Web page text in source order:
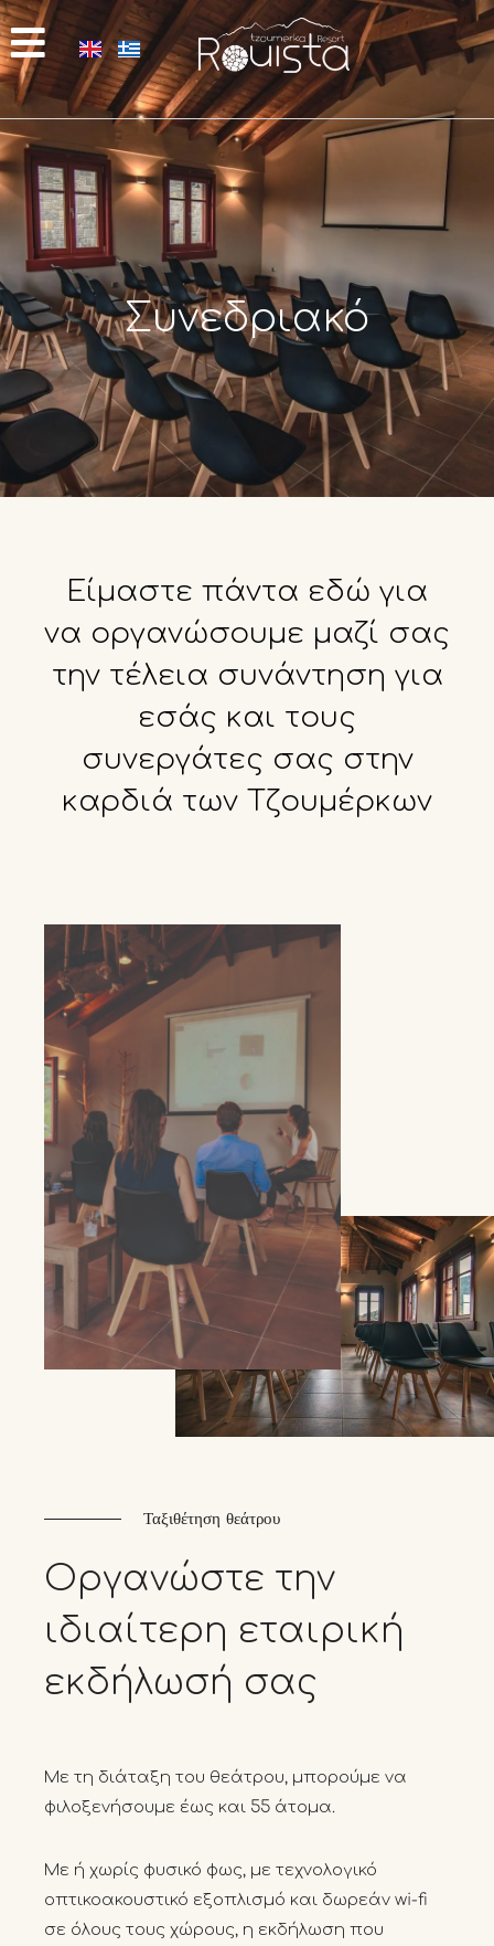
Συνεδριακό
Είμαστε πάντα εδώ για
να οργανώσουμε μαζί σας
την τέλεια συνάντηση για
εσάς και τους
συνεργάτες σας στην
καρδιά των Τζουμέρκων
Ταξιθέτηση θεάτρου
Οργανώστε την
ιδιαίτερη εταιρική
εκδήλωσή σας
Με τη διάταξη του θεάτρου, μπορούμε να
φιλοξενήσουμε έως και 55 άτομα.
Με ή χωρίς φυσικό φως, με τεχνολογικό
οπτικοακουστικό εξοπλισμό και δωρεάν wi-fi
σε όλους τους χώρους, η εκδήλωση που